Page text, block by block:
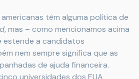
têm alguma política de
, mas – como mencionamos acima
estende a candidatos
nem sempre significa que as
de ajuda financeira.
universidades dos EUA